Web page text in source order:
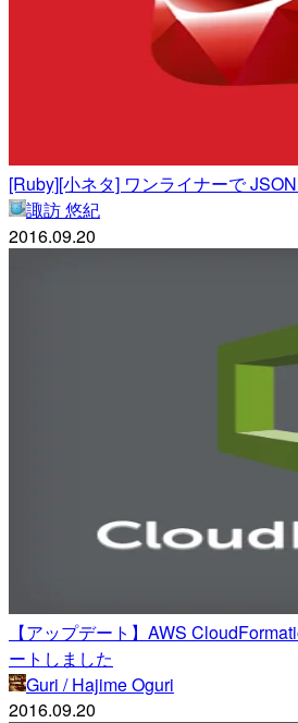
[Ruby][小ネタ] ワンライナーで
諏訪 悠紀
2016.09.20
【アップデート】AWS
ートしました
Guri / Hajime Oguri
2016.09.20